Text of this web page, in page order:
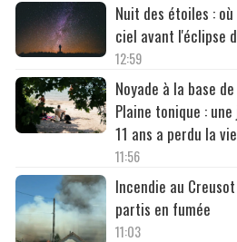
Nuit des étoiles :
ciel avant l'éclipse
12:59
Noyade à la base
Plaine tonique :
11 ans a perdu la vie
11:56
Incendie au
partis en fumée
11:03